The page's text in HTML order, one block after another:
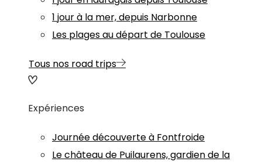
1 jour à la mer, depuis Narbonne
Les plages au départ de Toulouse
Tous nos road trips
Expériences
Journée découverte à Fontfroide
Le château de Puilaurens, gardien de la